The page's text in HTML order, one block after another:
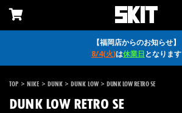
【福岡店からのお知らせ】
8/4(火)は休業日となります
TOP > NIKE > DUNK > DUNK LOW > DUNK LOW RETRO SE
DUNK LOW RETRO SE